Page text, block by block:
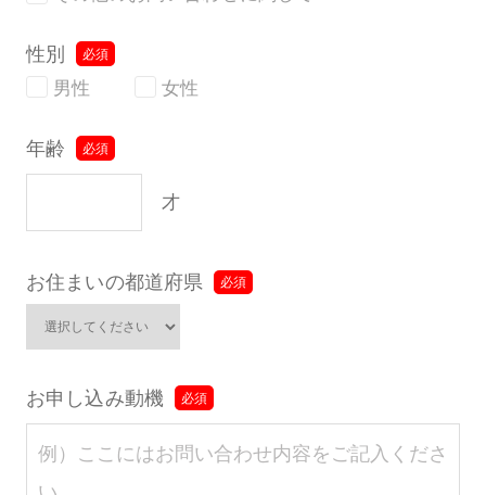
性別
男性 女性
年齢
才
お住まいの都道府県
お申し込み動機